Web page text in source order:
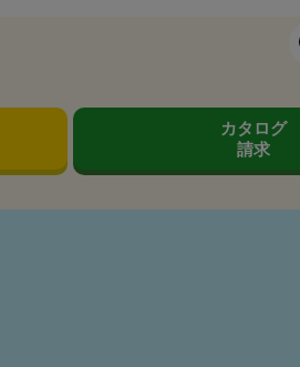
カタログ
請求